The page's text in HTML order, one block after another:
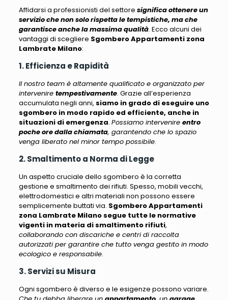
Affidarsi a professionisti del settore significa ottenere un
servizio che non solo rispetta le tempistiche, ma che
garantisce anche la massima qualità. Ecco alcuni dei
vantaggi di scegliere Sgombero Appartamenti zona
Lambrate Milano:
1. Efficienza e Rapidità
Il nostro team è altamente qualificato e organizzato per
intervenire tempestivamente. Grazie all’esperienza
accumulata negli anni, siamo in grado di eseguire uno
sgombero in modo rapido ed efficiente, anche in
situazioni di emergenza. Possiamo intervenire entro
poche ore dalla chiamata, garantendo che lo spazio
venga liberato nel minor tempo possibile.
2. Smaltimento a Norma di Legge
Un aspetto cruciale dello sgombero è la corretta
gestione e smaltimento dei rifiuti. Spesso, mobili vecchi,
elettrodomestici e altri materiali non possono essere
semplicemente buttati via. Sgombero Appartamenti
zona Lambrate Milano segue tutte le normative
vigenti in materia di smaltimento rifiuti,
collaborando con discariche e centri di raccolta
autorizzati per garantire che tutto venga gestito in modo
ecologico e responsabile.
3. Servizi su Misura
Ogni sgombero è diverso e le esigenze possono variare.